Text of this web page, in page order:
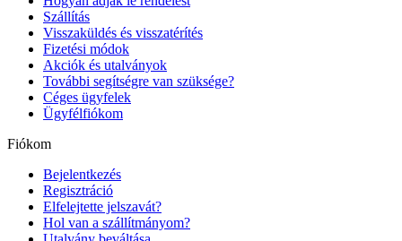
Szállítás
Visszaküldés és visszatérítés
Fizetési módok
Akciók és utalványok
További segítségre van szüksége?
Céges ügyfelek
Ügyfélfiókom
Fiókom
Bejelentkezés
Regisztráció
Elfelejtette jelszavát?
Hol van a szállítmányom?